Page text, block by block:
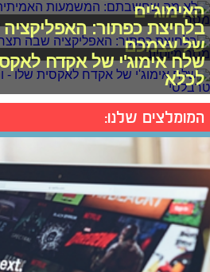
האימוג'ים
בלחיצת כפתור: האפליקציה
של עצמכם
שלח אימוג'י של אקדח
לכלא
המומלצים שלנו: